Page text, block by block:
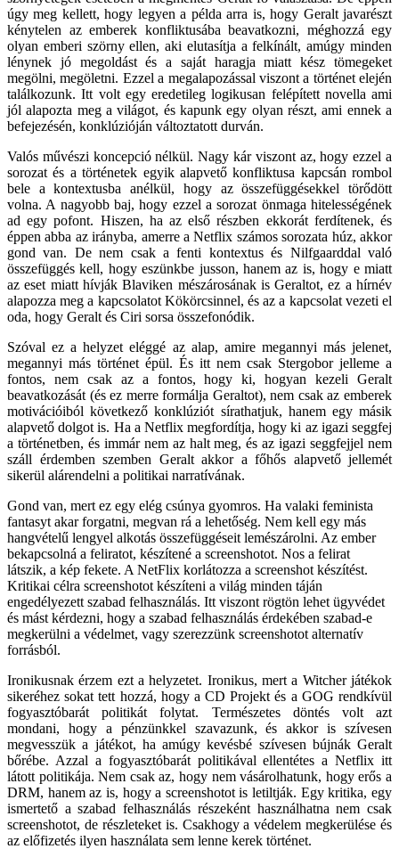
úgy meg kellett, hogy legyen a példa arra is, hogy Geralt javarészt
kénytelen az emberek konfliktusába beavatkozni, méghozzá egy
olyan emberi szörny ellen, aki elutasítja a felkínált, amúgy minden
lénynek jó megoldást és a saját haragja miatt kész tömegeket
megölni, megöletni. Ezzel a megalapozással viszont a történet elején
találkozunk. Itt volt egy eredetileg logikusan felépített novella ami
jól alapozta meg a világot, és kapunk egy olyan részt, ami ennek a
befejezésén, konklúzióján változtatott durván.
Valós művészi koncepció nélkül. Nagy kár viszont az, hogy ezzel a
sorozat és a történetek egyik alapvető konfliktusa kapcsán rombol
bele a kontextusba anélkül, hogy az összefüggésekkel törődött
volna. A nagyobb baj, hogy ezzel a sorozat önmaga hitelességének
ad egy pofont. Hiszen, ha az első részben ekkorát ferdítenek, és
éppen abba az irányba, amerre a Netflix számos sorozata húz, akkor
gond van. De nem csak a fenti kontextus és Nilfgaarddal való
összefüggés kell, hogy eszünkbe jusson, hanem az is, hogy e miatt
az eset miatt hívják Blaviken mészárosának is Geraltot, ez a hírnév
alapozza meg a kapcsolatot Kökörcsinnel, és az a kapcsolat vezeti el
oda, hogy Geralt és Ciri sorsa összefonódik.
Szóval ez a helyzet eléggé az alap, amire megannyi más jelenet,
megannyi más történet épül. És itt nem csak Stergobor jelleme a
fontos, nem csak az a fontos, hogy ki, hogyan kezeli Geralt
beavatkozását (és ez merre formálja Geraltot), nem csak az emberek
motivációiból következő konklúziót sírathatjuk, hanem egy másik
alapvető dolgot is. Ha a Netflix megfordítja, hogy ki az igazi seggfej
a történetben, és immár nem az halt meg, és az igazi seggfejjel nem
száll érdemben szemben Geralt akkor a főhős alapvető jellemét
sikerül alárendelni a politikai narratívának.
Gond van, mert ez egy elég csúnya gyomros. Ha valaki feminista
fantasyt akar forgatni, megvan rá a lehetőség. Nem kell egy más
hangvételű lengyel alkotás összefüggéseit lemészárolni. Az ember
bekapcsolná a feliratot, készítené a screenshotot. Nos a felirat
látszik, a kép fekete. A NetFlix korlátozza a screenshot készítést.
Kritikai célra screenshotot készíteni a világ minden táján
engedélyezett szabad felhasználás. Itt viszont rögtön lehet ügyvédet
és mást kérdezni, hogy a szabad felhasználás érdekében szabad-e
megkerülni a védelmet, vagy szerezzünk screenshotot alternatív
forrásból.
Ironikusnak érzem ezt a helyzetet. Ironikus, mert a Witcher játékok
sikeréhez sokat tett hozzá, hogy a CD Projekt és a GOG rendkívül
fogyasztóbarát politikát folytat. Természetes döntés volt azt
mondani, hogy a pénzünkkel szavazunk, és akkor is szívesen
megvesszük a játékot, ha amúgy kevésbé szívesen bújnák Geralt
bőrébe. Azzal a fogyasztóbarát politikával ellentétes a Netflix itt
látott politikája. Nem csak az, hogy nem vásárolhatunk, hogy erős a
DRM, hanem az is, hogy a screenshotot is letiltják. Egy kritika, egy
ismertető a szabad felhasználás részeként használhatna nem csak
screenshotot, de részleteket is. Csakhogy a védelem megkerülése és
az előfizetés ilyen használata sem lenne kerek történet.